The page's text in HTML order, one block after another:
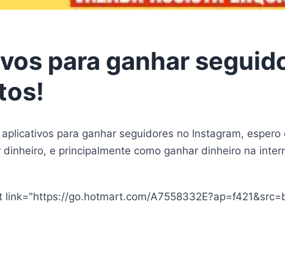
para ganhar
para ganhar seguidores no Instagram,
e principalmente como ganhar dinheiro na
link="https://go.hotmart.com/